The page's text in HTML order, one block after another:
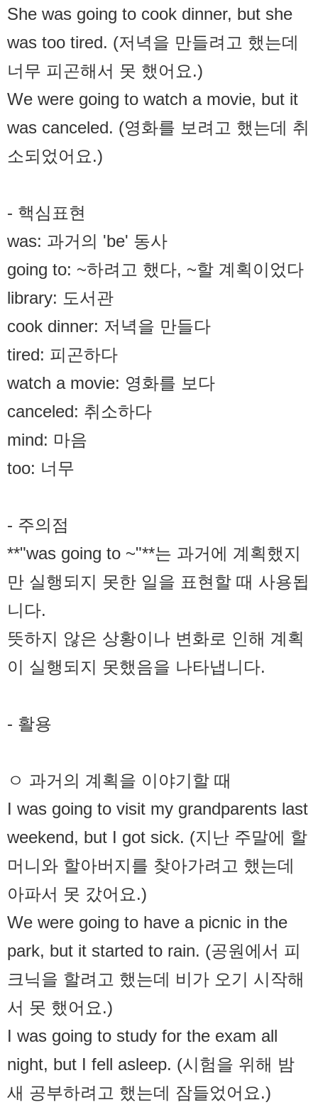
She was going to cook dinner, but she
was too tired. (저녁을 만들려고 했는데
너무 피곤해서 못 했어요.)
We were going to watch a movie, but it
was canceled. (영화를 보려고 했는데 취
소되었어요.)
- 핵심표현
was: 과거의 'be' 동사
going to: ~하려고 했다, ~할 계획이었다
library: 도서관
cook dinner: 저녁을 만들다
tired: 피곤하다
watch a movie: 영화를 보다
canceled: 취소하다
mind: 마음
too: 너무
- 주의점
**"was going to ~"**는 과거에 계획했지
만 실행되지 못한 일을 표현할 때 사용됩
니다.
뜻하지 않은 상황이나 변화로 인해 계획
이 실행되지 못했음을 나타냅니다.
- 활용
ㅇ 과거의 계획을 이야기할 때
I was going to visit my grandparents last
weekend, but I got sick. (지난 주말에 할
머니와 할아버지를 찾아가려고 했는데
아파서 못 갔어요.)
We were going to have a picnic in the
park, but it started to rain. (공원에서 피
크닉을 할려고 했는데 비가 오기 시작해
서 못 했어요.)
I was going to study for the exam all
night, but I fell asleep. (시험을 위해 밤
새 공부하려고 했는데 잠들었어요.)